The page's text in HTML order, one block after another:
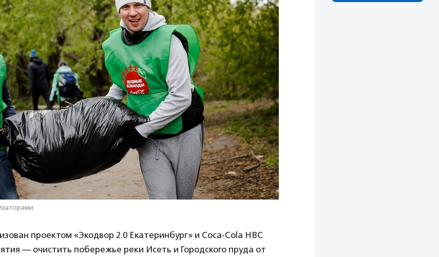
проектом «Экодвор 2.0 Екатеринбург» и Coca-Cola HBC
— очистить побережье реки Исеть и Городского пруда от